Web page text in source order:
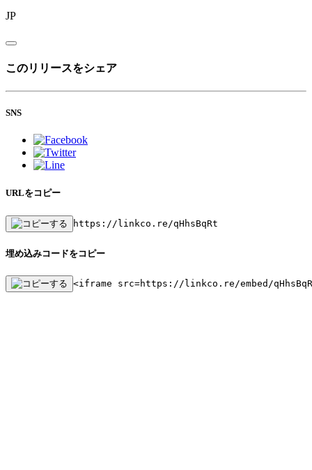
JP
このリリースをシェア
SNS
URLをコピー
https://linkco.re/qHhsBqRt
埋め込みコードをコピー
<iframe src=https://linkco.re/embed/